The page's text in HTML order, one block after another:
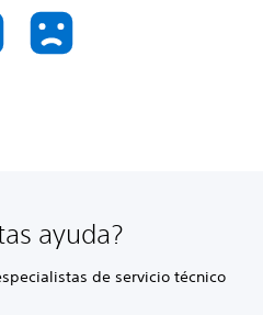
ayuda?
de servicio técnico